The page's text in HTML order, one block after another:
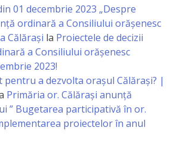
01 decembrie 2023 „Despre
ordinară a Consiliului orășenesc
Călărași la Proiectele de decizii
a Consiliului orășenesc
2023!
pentru a dezvolta orașul Călărași? |
Primăria or. Călărași anunță
” Bugetarea participativă în or.
proiectelor în anul